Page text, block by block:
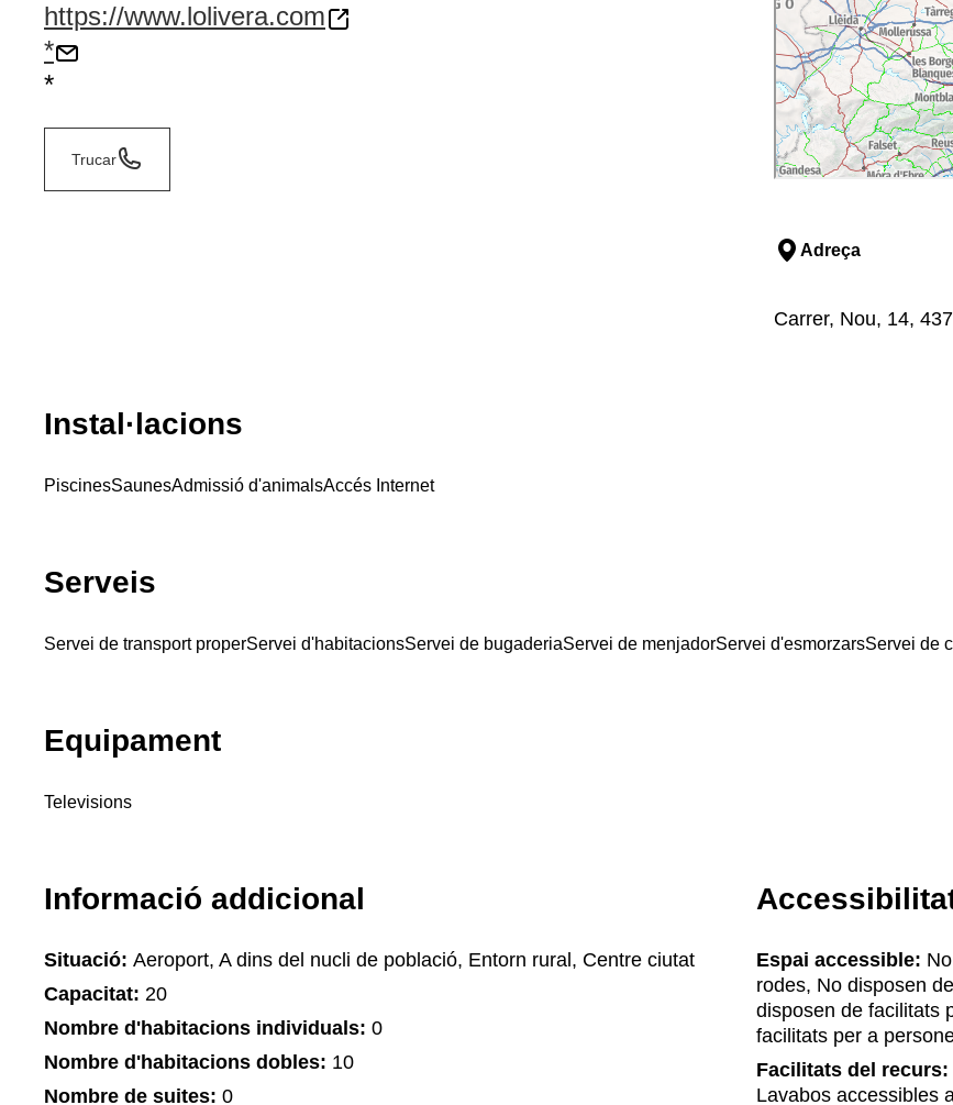
https://www.lolivera.com
*
*
Trucar
Adreça
Carrer, Nou, 14,
Instal·lacions
PiscinesSaunesAdmissió d'animalsAccés Internet
Serveis
Servei de transport properServei d'habitacionsServei de bugaderiaServei de menjadorServei d'esmorzarsServei de
Equipament
Televisions
Informació addicional
Situació: Aeroport, A dins del nucli de població, Entorn rural, Centre ciutat
Capacitat: 20
Nombre d'habitacions individuals: 0
Nombre d'habitacions dobles: 10
Nombre de suites: 0
Espai accessible:
rodes, No disposen
disposen de facilitats
facilitats per a
Facilitats del recurs:
Lavabos accessibles